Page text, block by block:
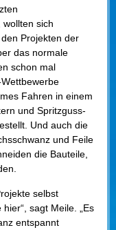
sich
Projekten der
das normale
schon mal
Fahren in einem
und Spritzguss-
Und auch die
und Feile
die Bauteile,
selbst
sagt Meile. „Es
entspannt